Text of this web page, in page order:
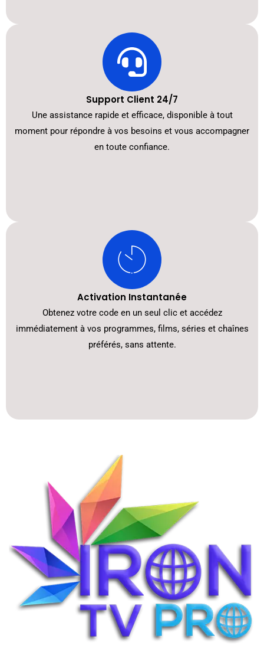
Support Client 24/7
Une assistance rapide et efficace, disponible à tout
moment pour répondre à vos besoins et vous accompagner
en toute confiance.
Activation Instantanée
Obtenez votre code en un seul clic et accédez
immédiatement à vos programmes, films, séries et chaînes
préférés, sans attente.